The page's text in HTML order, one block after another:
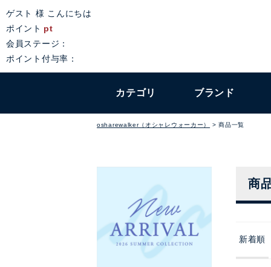
ゲスト 様 こんにちは
ポイント pt
会員ステージ：
ポイント付与率：
カテゴリ ブランド
osharewalker（オシャレウォーカー） 商品一覧
商
新着順